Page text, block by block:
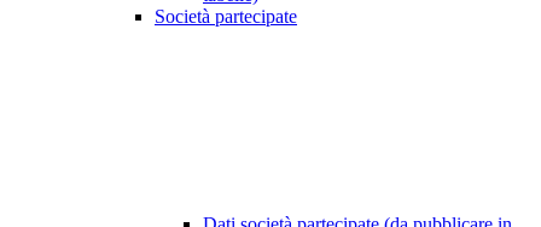
Società partecipate